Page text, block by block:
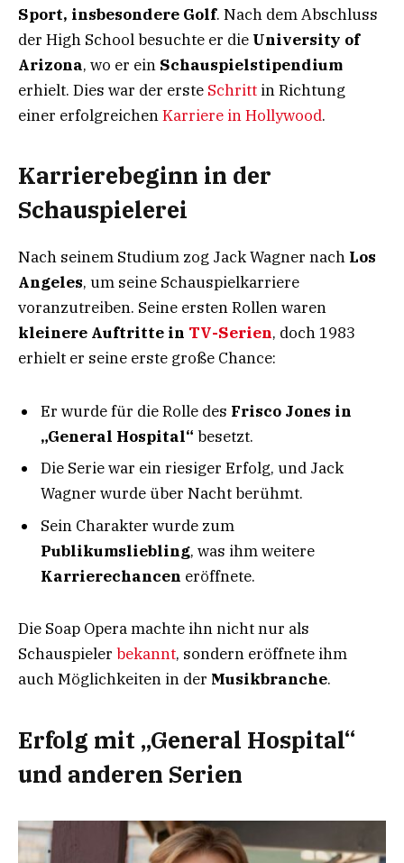
Sport, insbesondere Golf. Nach dem Abschluss
der High School besuchte er die University of
Arizona, wo er ein Schauspielstipendium
erhielt. Dies war der erste Schritt in Richtung
einer erfolgreichenKarriere in Hollywood.
Karrierebeginn in der
Schauspielerei
Nach seinem Studium zog Jack Wagner nach Los
Angeles, um seine Schauspielkarriere
voranzutreiben. Seine ersten Rollen waren
kleinere Auftritte in TV-Serien, doch 1983
erhielt er seine erste große Chance:
Er wurde für die Rolle des Frisco Jones in
„General Hospital“ besetzt.
Die Serie war ein riesiger Erfolg, und Jack
Wagner wurde über Nacht berühmt.
Sein Charakter wurde zum
Publikumsliebling, was ihm weitere
Karrierechancen eröffnete.
Die Soap Opera machte ihn nicht nur als
Schauspieler bekannt, sondern eröffnete ihm
auch Möglichkeiten in der Musikbranche.
Erfolg mit „General Hospital“
und anderen Serien